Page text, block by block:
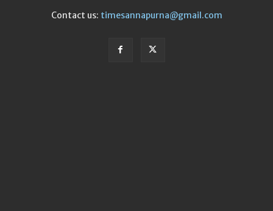
Contact us: timesannapurna@gmail.com